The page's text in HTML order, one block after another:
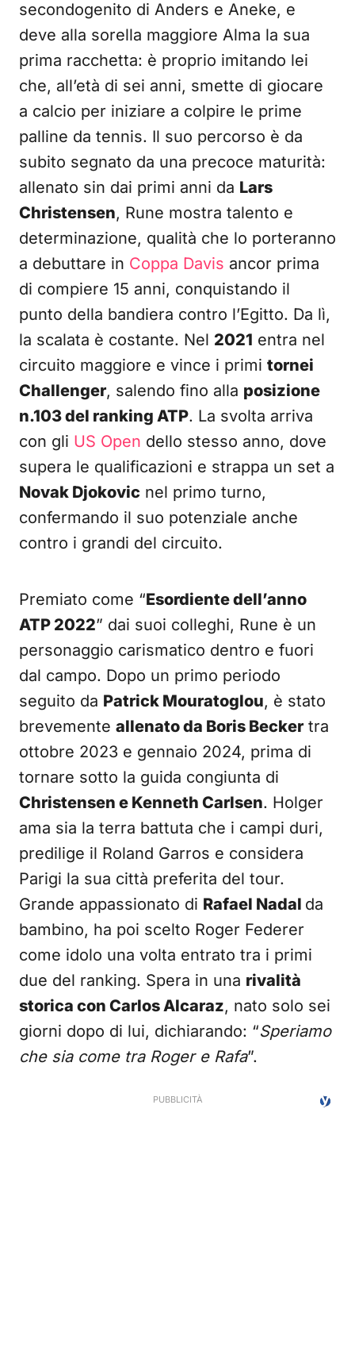
secondogenito di Anders e Aneke, e
deve alla sorella maggiore Alma la sua
prima racchetta: è proprio imitando lei
che, all’età di sei anni, smette di giocare
a calcio per iniziare a colpire le prime
palline da tennis. Il suo percorso è da
subito segnato da una precoce maturità:
allenato sin dai primi anni da Lars
Christensen, Rune mostra talento e
determinazione, qualità che lo porteranno
a debuttare in Coppa Davis ancor prima
di compiere 15 anni, conquistando il
punto della bandiera contro l’Egitto. Da lì,
la scalata è costante. Nel 2021 entra nel
circuito maggiore e vince i primi tornei
Challenger, salendo fino alla posizione
n.103 del ranking ATP. La svolta arriva
con gli US Open dello stesso anno, dove
supera le qualificazioni e strappa un set a
Novak Djokovic nel primo turno,
confermando il suo potenziale anche
contro i grandi del circuito.
Premiato come “Esordiente dell’anno
ATP 2022” dai suoi colleghi, Rune è un
personaggio carismatico dentro e fuori
dal campo. Dopo un primo periodo
seguito da Patrick Mouratoglou, è stato
brevemente allenato da Boris Becker tra
ottobre 2023 e gennaio 2024, prima di
tornare sotto la guida congiunta di
Christensen e Kenneth Carlsen. Holger
ama sia la terra battuta che i campi duri,
predilige il Roland Garros e considera
Parigi la sua città preferita del tour.
Grande appassionato di Rafael Nadal da
bambino, ha poi scelto Roger Federer
come idolo una volta entrato tra i primi
due del ranking. Spera in una rivalità
storica con Carlos Alcaraz, nato solo sei
giorni dopo di lui, dichiarando: “Speriamo
che sia come tra Roger e Rafa”.